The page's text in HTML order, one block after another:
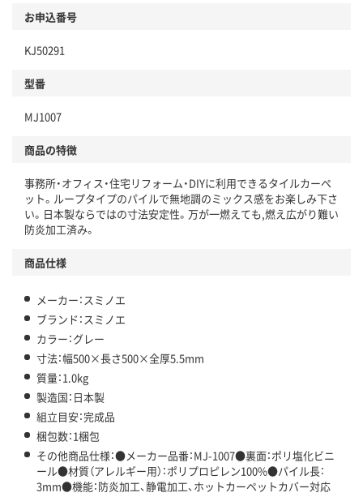
お申込番号
KJ50291
型番
MJ1007
商品の特徴
事務所・オフィス・住宅リフォーム・DIYに利用できるタイルカーペ
ット。ループタイプのパイルで無地調のミックス感をお楽しみ下さ
い。日本製ならではの寸法安定性。万が一燃えても,燃え広がり難い
防炎加工済み。
商品仕様
メーカー：スミノエ
ブランド：スミノエ
カラー：グレー
寸法：幅500×長さ500×全厚5.5mm
質量：1.0kg
製造国：日本製
組立目安：完成品
梱包数：1梱包
その他商品仕様：●メーカー品番：MJ-1007●裏面：ポリ塩化ビニ
ール●材質（アレルギー用）：ポリプロピレン100%●パイル長：
3mm●機能：防炎加工、静電加工、ホットカーペットカバー対応